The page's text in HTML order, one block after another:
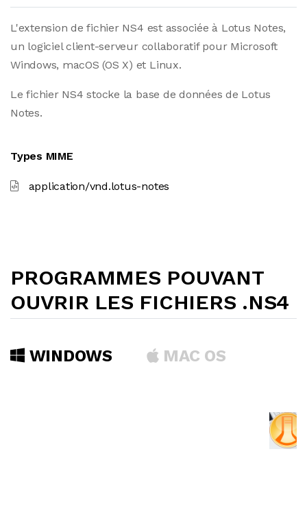
L'extension de fichier NS4 est associée à Lotus Notes,
un logiciel client-serveur collaboratif pour Microsoft
Windows, macOS (OS X) et Linux.
Le fichier NS4 stocke la base de données de Lotus
Notes.
Types MIME
application/vnd.lotus-notes
PROGRAMMES POUVANT
OUVRIR LES FICHIERS .NS4
WINDOWS MAC OS